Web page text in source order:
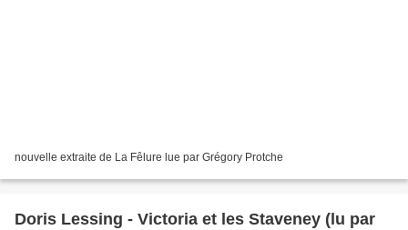
nouvelle extraite de La Fêlure lue par Grégory Protche
Doris Lessing - Victoria et les Staveney (lu par